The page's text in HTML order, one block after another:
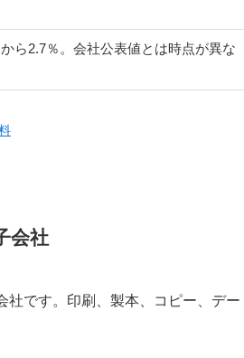
ら2.7％。会社公表値とは時点が異な
会社
社です。印刷、製本、コピー、デー